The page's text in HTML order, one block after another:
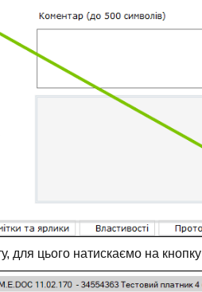
для цього натискаємо на кнопку